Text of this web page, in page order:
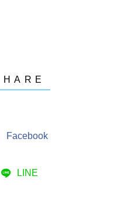
Facebook
LINE